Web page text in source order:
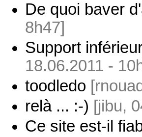
De quoi baver
8h47]
Support
18.06.2011 -
toodledo
relà ... :-) [jibu,
Ce site est-il